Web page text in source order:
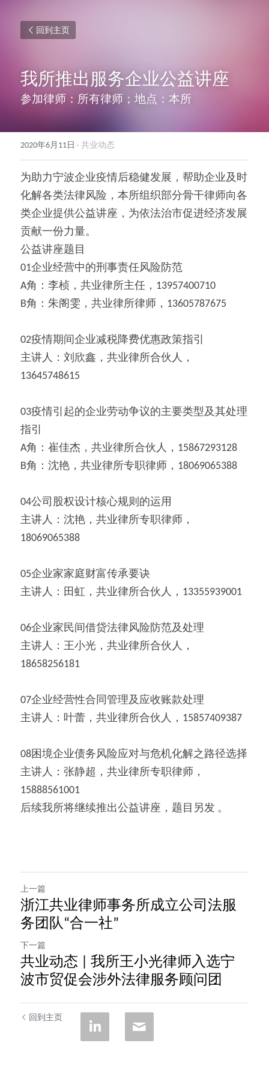
回到主页
我所推出服务企业公益讲座
参加律师：所有律师；地点：本所
2020年6月11日 · 共业动态
为助力宁波企业疫情后稳健发展，帮助企业及时
化解各类法律风险，本所组织部分骨干律师向各
类企业提供公益讲座，为依法治市促进经济发展
贡献一份力量。
公益讲座题目
01企业经营中的刑事责任风险防范
A角：李桢，共业律所主任，13957400710
B角：朱阁雯，共业律所律师，13605787675
02疫情期间企业减税降费优惠政策指引
主讲人：刘欣鑫，共业律所合伙人，
13645748615
03疫情引起的企业劳动争议的主要类型及其处理
指引
A角：崔佳杰，共业律所合伙人，15867293128
B角：沈艳，共业律所专职律师，18069065388
04公司股权设计核心规则的运用
主讲人：沈艳，共业律所专职律师，
18069065388
05企业家家庭财富传承要诀
主讲人：田虹，共业律所合伙人，13355939001
06企业家民间借贷法律风险防范及处理
主讲人：王小光，共业律所合伙人，
18658256181
07企业经营性合同管理及应收账款处理
主讲人：叶蕾，共业律所合伙人，15857409387
08困境企业债务风险应对与危机化解之路径选择
主讲人：张静超，共业律所专职律师，
15888561001
后续我所将继续推出公益讲座，题目另发 。
上一篇
浙江共业律师事务所成立公司法服
务团队“合一社”
下一篇
共业动态 | 我所王小光律师入选宁
波市贸促会涉外法律服务顾问团
回到主页